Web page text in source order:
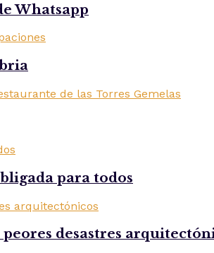
Whatsapp
para todos
desastres